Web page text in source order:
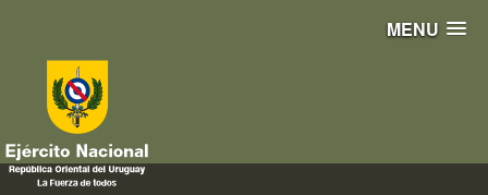
MENU
18 de mayo de 1811